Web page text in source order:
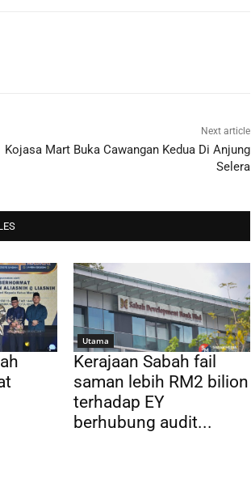
Next article
Kojasa Mart Buka Cawangan Kedua Di Anjung
Selera
Utama
Kerajaan Sabah fail
saman lebih RM2 bilion
terhadap EY
berhubung audit...